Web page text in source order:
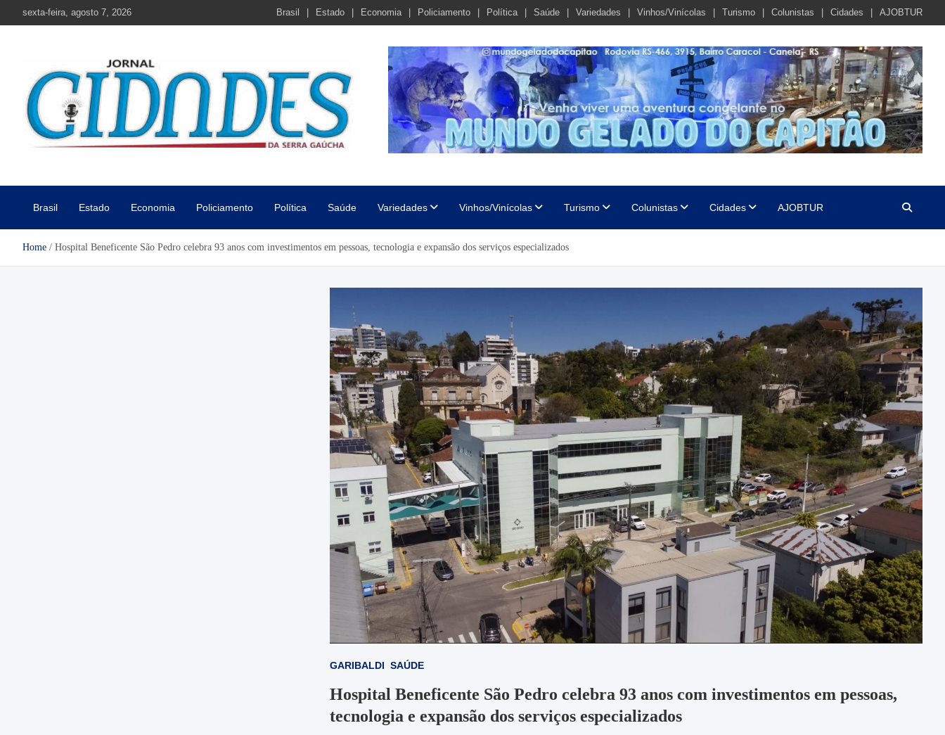
sexta-feira, agosto 7, 2026 Brasil Estado Economia Policiamento Política Saúde Variedades Vinhos/Vinícolas Turismo Colunistas Cidades AJOBTUR
Brasil Estado Economia Policiamento Política Saúde Variedades Vinhos/Vinícolas Turismo Colunistas Cidades AJOBTUR
Home Hospital Beneficente São Pedro celebra 93 anos com investimentos em pessoas, tecnologia e expansão dos serviços especializados
GARIBALDI SAÚDE
Hospital Beneficente São Pedro celebra 93 anos com investimentos em pessoas,
tecnologia e expansão dos serviços especializados